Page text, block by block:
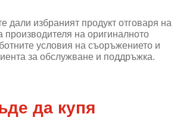
дали избраният продукт отговаря на
производителя на оригиналното
условия на съоръжението и
за обслужване и поддръжка.
да купя